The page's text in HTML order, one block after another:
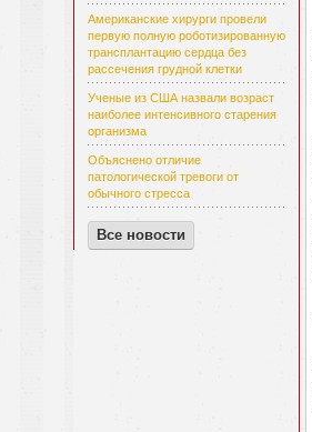
Американские хирурги провели
первую полную роботизированную
трансплантацию сердца без
рассечения грудной клетки
Ученые из США назвали возраст
наиболее интенсивного старения
организма
Объяснено отличие
патологической тревоги от
обычного стресса
Все новости